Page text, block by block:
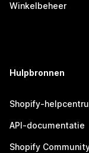
Winkelbeheer
Hulpbronnen
Shopify-
API-documentatie
Shopify